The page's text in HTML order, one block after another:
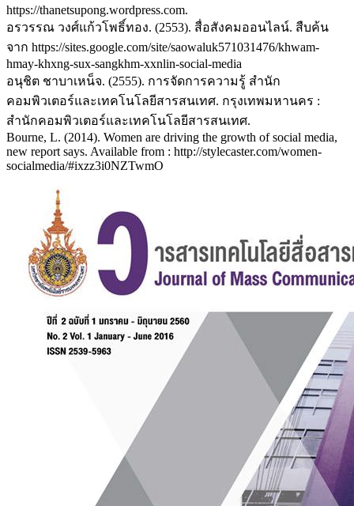
https://thanetsupong.wordpress.com.
อรวรรณ วงศ์แก้วโพธิ์ทอง. (2553). สื่อสังคมออนไลน์. สืบค้น
จาก https://sites.google.com/site/saowaluk571031476/khwam-
hmay-khxng-sux-sangkhm-xxnlin-social-media
อนุชิต ชาบาเหน็จ. (2555). การจัดการความรู้ สำนัก
คอมพิวเตอร์และเทคโนโลยีสารสนเทศ. กรุงเทพมหานคร :
สำนักคอมพิวเตอร์และเทคโนโลยีสารสนเทศ.
Bourne, L. (2014). Women are driving the growth of social media,
new report says. Available from : http://stylecaster.com/women-
socialmedia/#ixzz3i0NZTwmO